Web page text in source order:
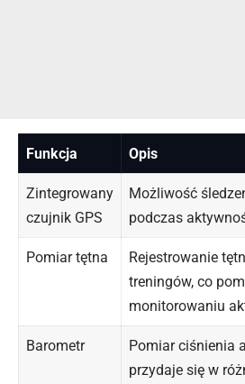
Funkcja Opis
Zintegrowany
czujnik GPS
Możliwość
podczas
Pomiar tętna
Rejestrowanie
treningów, co
monitorowaniu
Barometr
Pomiar ciśnienia
przydaje się w